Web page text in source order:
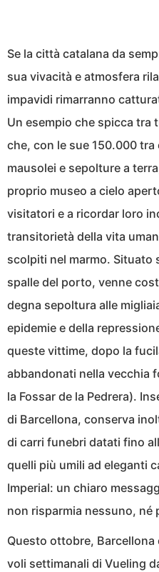
Se la città catalana da
sua vivacità e atmosfera
impavidi rimarranno
Un esempio che spicca tra
che, con le sue 150.000
mausolei e sepolture a
proprio museo a cielo
visitatori e a ricordar loro
transitorietà della vita
scolpiti nel marmo. Situato
spalle del porto, venne
degna sepoltura alle
epidemie e della
queste vittime, dopo la
abbandonati nella vecchia
la Fossar de la Pedrera).
di Barcellona, conserva
di carri funebri datati fino
quelli più umili ad eleganti
Imperial: un chiaro
non risparmia nessuno, né
Questo ottobre,
voli settimanali di Vueling